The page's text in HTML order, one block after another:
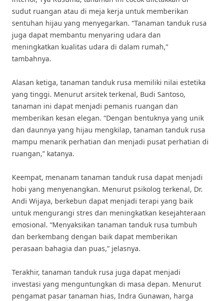
sudut ruangan atau di meja kerja untuk memberikan
sentuhan hijau yang menyegarkan. “Tanaman tanduk rusa
juga dapat membantu menyaring udara dan
meningkatkan kualitas udara di dalam rumah,”
tambahnya.
Alasan ketiga, tanaman tanduk rusa memiliki nilai estetika
yang tinggi. Menurut arsitek terkenal, Budi Santoso,
tanaman ini dapat menjadi pemanis ruangan dan
memberikan kesan elegan. “Dengan bentuknya yang unik
dan daunnya yang hijau mengkilap, tanaman tanduk rusa
mampu menarik perhatian dan menjadi pusat perhatian di
ruangan,” katanya.
Keempat, menanam tanaman tanduk rusa dapat menjadi
hobi yang menyenangkan. Menurut psikolog terkenal, Dr.
Andi Wijaya, berkebun dapat menjadi terapi yang baik
untuk mengurangi stres dan meningkatkan kesejahteraan
emosional. “Menyaksikan tanaman tanduk rusa tumbuh
dan berkembang dengan baik dapat memberikan
perasaan bahagia dan puas,” jelasnya.
Terakhir, tanaman tanduk rusa juga dapat menjadi
investasi yang menguntungkan di masa depan. Menurut
pengamat pasar tanaman hias, Indra Gunawan, harga